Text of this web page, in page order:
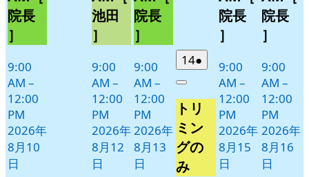
10
日
ト)
院長
］
9:00
AM –
12:00
PM
2026年
8月10
日
12
ベ
ト)
池田
］
9:00
AM –
12:00
PM
2026年
8月12
日
13
日
ト)
院長
］
9:00
AM –
12:00
PM
2026年
8月13
日
142026
年
月
14
日
●
件
ベ
ン
Close
トリ
ミン
グの
み
15
日
ベ
ト)
院長
］
9:00
AM –
12:00
PM
2026年
8月15
日
16
日
院長
］
9:00
AM –
12:00
PM
2026年
8月16
日